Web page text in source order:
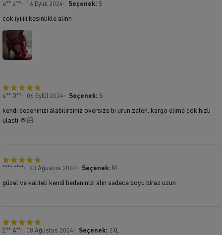
e** a** 16 Eylül 2024 Seçenek: S
cok iyiiiii kesinlikle alinn
s** D** 06 Eylül 2024 Seçenek: S
kendi bedeninizi alabilirsiniz oversize bi urun zaten. kargo elime cok hizli
ulasti 🫶🏻
**** **** 23 Ağustos 2024 Seçenek: M
güzel ve kaliteli kendi bedeninizi alın sadece boyu biraz uzun
E** A** 08 Ağustos 2024 Seçenek: 2XL